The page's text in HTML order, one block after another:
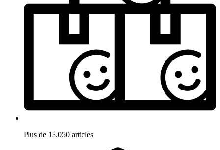
Plus de 13.050 articles